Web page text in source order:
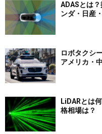
ADASとは
ンダ・日産
ロボタクシ
アメリカ・
LiDARとは
格相場は？